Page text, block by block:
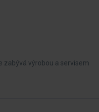
zabývá výrobou a servisem